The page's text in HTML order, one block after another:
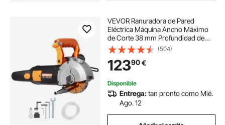
VEVOR Ranuradora de Pared
Eléctrica Máquina Ancho Máximo
de Corte 38 mm Profundidad de
Corte de Ranura 41 mm Ranuradora
de Pared de 2500 W Máquina
Cortadora de Pared con Bomba de
Agua
(504)
12390€
Disponible
Entrega:tan pronto como Mié.
Ago. 12